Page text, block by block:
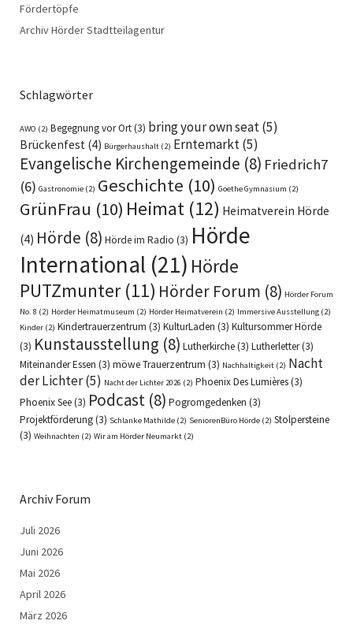
Fördertöpfe
Archiv Hörder Stadtteilagentur
Schlagwörter
AWO (2) Begegnung vor Ort(3) bring your own seat(5)
Brückenfest (4) Bürgerhaushalt (2) Erntemarkt(5)
Evangelische Kirchengemeinde (8) Friedrich7
(6) Gastronomie (2) Geschichte (10) Goethe Gymnasium (2)
GrünFrau (10) Heimat (12) Heimatverein Hörde
(4) Hörde (8) Hörde im Radio (3) Hörde
International (21) Hörde
PUTZmunter(11) Hörder Forum (8) Hörder Forum
No. 8 (2) Hörder Heimatmuseum (2) Hörder Heimatverein (2) Immersive Ausstellung (2)
Kinder (2) Kindertrauerzentrum (3) KulturLaden (3) Kultursommer Hörde
(3) Kunstausstellung (8) Lutherkirche(3) Lutherletter(3)
Miteinander Essen (3) möwe Trauerzentrum (3) Nachhaltigkeit (2) Nacht
der Lichter(5) Nacht der Lichter 2026 (2) Phoenix Des Lumières(3)
Phoenix See(3) Podcast (8) Pogromgedenken (3)
Projektförderung(3) Schlanke Mathilde (2) SeniorenBüro Hörde (2) Stolpersteine
(3) Weihnachten (2) Wir am Hörder Neumarkt (2)
Archiv Forum
Juli 2026
Juni 2026
Mai 2026
April 2026
März 2026